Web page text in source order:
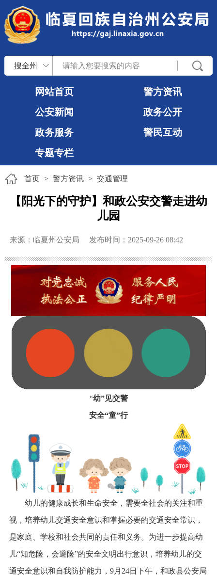
搜全州
网站首页
警方资讯
公安新闻
政务公开
政务服务
警民互动
专题专栏
首页 > 警方资讯 > 交通管理
【阳光下的守护】和政公安交警走进幼
儿园
来源：临夏州公安局 发布时间：2025-09-26 08:42
“幼”见交警
安全“童”行
幼儿的健康成长和生命安全，需要全社会的关注和重
视，培养幼儿交通安全意识和掌握必要的交通安全常识，
是家庭、学校和社会共同的责任和义务。为进一步提高幼
儿“知危险，会避险”的安全文明出行意识，培养幼儿的交
通安全意识和自我防护能力，9月24日下午，和政县公安局